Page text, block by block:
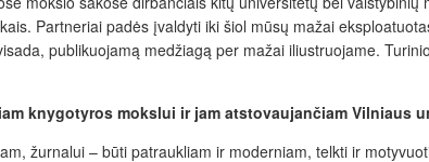
Partneriai padės įvaldyti iki šiol mūsų mažai
publikuojamą medžiagą per mažai iliustruojame.
knygotyros mokslui ir jam atstovaujančiam Vilniaus
žurnalui – būti patraukliam ir moderniam, telkti ir